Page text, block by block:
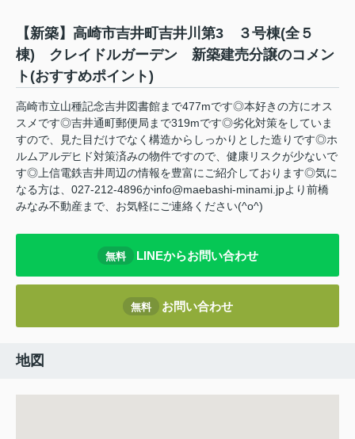
【新築】高崎市吉井町吉井川第3 ３号棟(全５
棟) クレイドルガーデン 新築建売分譲のコメン
ト(おすすめポイント)
高崎市立山種記念吉井図書館まで477mです◎本好きの方にオス
スメです◎吉井通町郵便局まで319mです◎劣化対策をしていま
すので、見た目だけでなく構造からしっかりとした造りです◎ホ
ルムアルデヒド対策済みの物件ですので、健康リスクが少ないで
す◎上信電鉄吉井周辺の情報を豊富にご紹介しております◎気に
なる方は、027-212-4896かinfo@maebashi-minami.jpより前橋
みなみ不動産まで、お気軽にご連絡ください(^o^)
無料 LINEからお問い合わせ
無料 お問い合わせ
地図